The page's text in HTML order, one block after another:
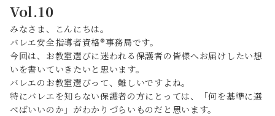
Vol.10
みなさま、こんにちは。
バレエ安全指導者資格®︎事務局です。
今回は、お教室選びに迷われる保護者の皆様へお届けしたい想
いを書いていきたいと思います。
バレエのお教室選びって、難しいですよね。
特にバレエを知らない保護者の方にとっては、「何を基準に選
べばいいのか」がわかりづらいものだと思います。